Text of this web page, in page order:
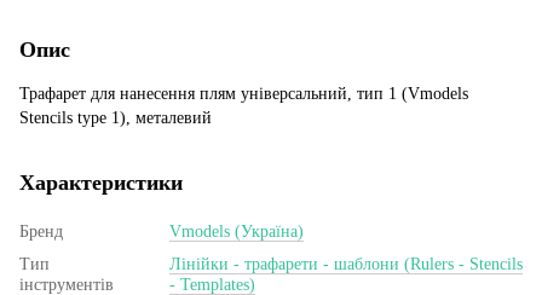
Опис
Трафарет для нанесення плям універсальний, тип 1 (Vmodels
Stencils type 1), металевий
Характеристики
Бренд
Vmodels (Україна)
Тип
інструментів
Лінійки - трафарети - шаблони (Rulers - Stencils
- Templates)